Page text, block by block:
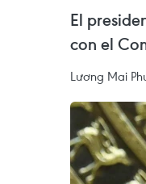
El
con el
Lương Mai